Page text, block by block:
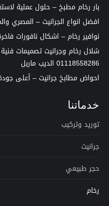
بار رخام مطبخ – حلول عملية
افضل انواع الجرانيت – المصري
نوافير رخام – اشكال نافورات
شلال رخام وجرانيت تصميمات
01118558286 الديب ماربل
احواض مطابخ جرانيت – أعلى
خدماتنا
توريد وتركيب
جرانيت
حجر طبيعي
رخام